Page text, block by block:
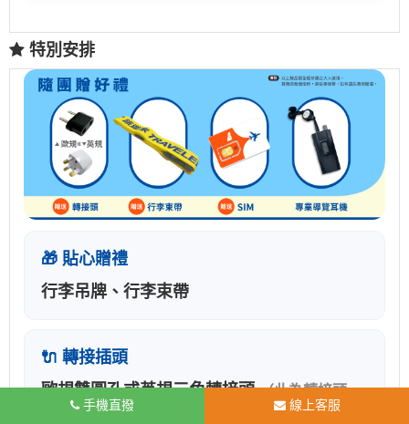
特別安排
🎁 貼心贈禮
行李吊牌、行李束帶
🔌 轉接插頭
歐規雙圓孔或英規三角轉接頭（此為轉接頭，
手機直撥 線上客服